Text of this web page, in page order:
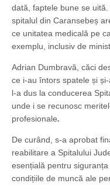
dată, faptele bune se
spitalul din Caransebeș
ce unitatea medicală pe
exemplu, inclusiv de
Adrian Dumbravă, căci
ce i-au întors spatele și
l-a dus la conducerea
unde i se recunosc
profesionale.
De curând, s-a aprobat
reabilitare a Spitalului
esențială pentru
condițiile de muncă ale